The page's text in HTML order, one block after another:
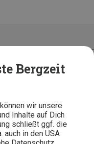
Bergzeit
wir unsere
Inhalte auf Dich
schließt ggf. die
auch in den USA